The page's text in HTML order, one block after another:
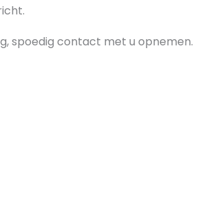
spoedig contact met u opnemen.